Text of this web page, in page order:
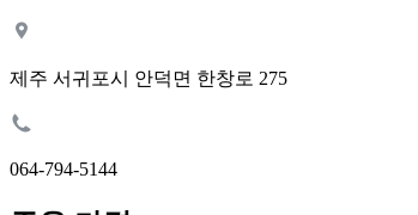
제주 서귀포시 안덕면 한창로 275
064-794-5144